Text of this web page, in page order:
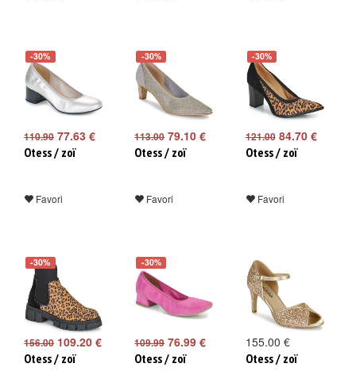
-30%
110.90 77.63 €
Otess / zoï
Favori
-30%
113.0079.10 €
Otess / zoï
Favori
-30%
121.0084.70 €
Otess / zoï
Favori
-30%
156.00 109.20 €
Otess / zoï
-30%
109.9976.99 €
Otess / zoï
155.00 €
Otess / zoï